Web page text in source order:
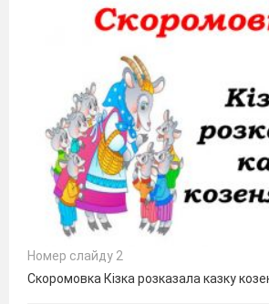
Номер слайду 2
Скоромовка Кізка розказала казку